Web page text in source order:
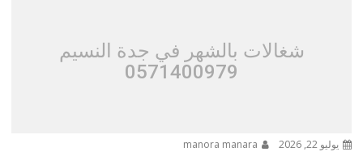
شغالات بالشهر في جدة النسيم
0571400979
يوليو 22, 2026